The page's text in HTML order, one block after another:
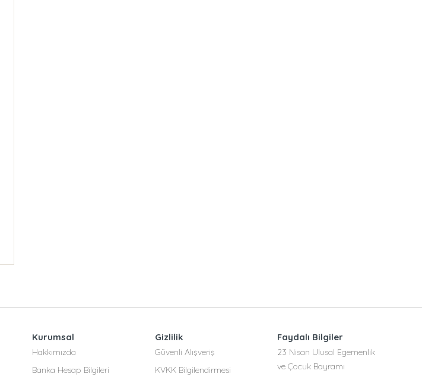
Kurumsal
Hakkımızda
Banka Hesap Bilgileri
Gizlilik
Güvenli Alışveriş
KVKK Bilgilendirmesi
Faydalı Bilgiler
23 Nisan Ulusal Egemenlik
ve Çocuk Bayramı